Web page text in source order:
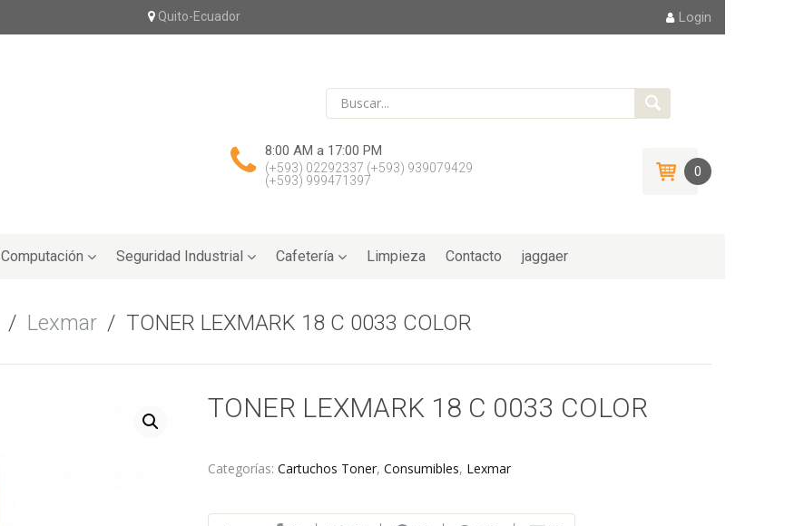
Quito-Ecuador Login
8:00 AM a 17:00 PM
(+593) 02292337 (+593) 939079429
(+593) 999471397
0
Computación Seguridad Industrial Cafetería Limpieza Contacto jaggaer
/ Lexmar / TONER LEXMARK 18 C 0033 COLOR
TONER LEXMARK 18 C 0033 COLOR
Categorías: Cartuchos Toner, Consumibles, Lexmar